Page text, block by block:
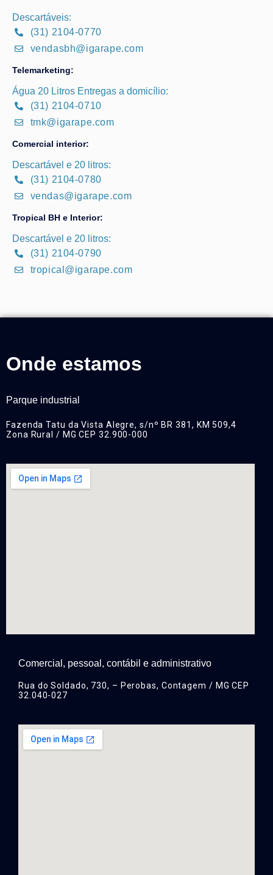
Descartáveis:
(31) 2104-0770
vendasbh@igarape.com
Telemarketing:
Água 20 Litros Entregas a domicílio:
(31) 2104-0710
tmk@igarape.com
Comercial interior:
Descartável e 20 litros:
(31) 2104-0780
vendas@igarape.com
Tropical BH e Interior:
Descartável e 20 litros:
(31) 2104-0790
tropical@igarape.com
Onde estamos
Parque industrial
Fazenda Tatu da Vista Alegre, s/nº BR 381, KM 509,4
Zona Rural / MG CEP 32.900-000
Comercial, pessoal, contábil e administrativo
Rua do Soldado, 730, – Perobas, Contagem / MG CEP
32.040-027